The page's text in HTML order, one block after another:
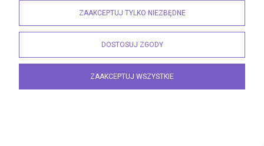
Najniższa cena:59,00 zł
PROMOCJA
ZAAKCEPTUJ TYLKO NIEZBĘDNE
DOSTOSUJ ZGODY
ZAAKCEPTUJ WSZYSTKIE